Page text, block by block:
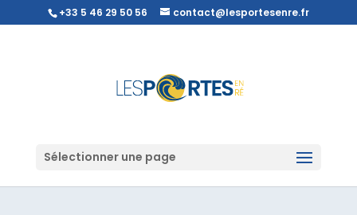
+33 5 46 29 50 56 contact@lesportesenre.fr
Sélectionner une page